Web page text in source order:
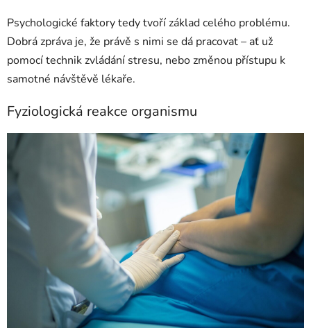
Psychologické faktory tedy tvoří základ celého problému.
Dobrá zpráva je, že právě s nimi se dá pracovat – ať už
pomocí technik zvládání stresu, nebo změnou přístupu k
samotné návštěvě lékaře.
Fyziologická reakce organismu